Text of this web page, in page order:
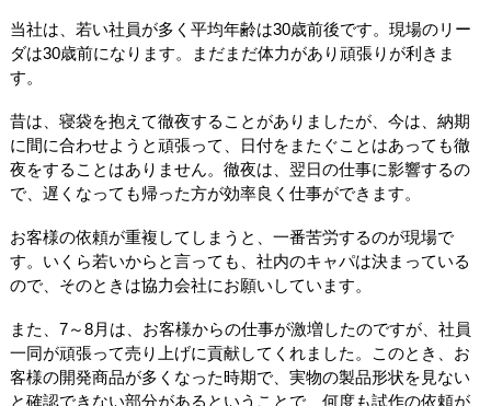
当社は、若い社員が多く平均年齢は30歳前後です。現場のリー
ダは30歳前になります。まだまだ体力があり頑張りが利きま
す。
昔は、寝袋を抱えて徹夜することがありましたが、今は、納期
に間に合わせようと頑張って、日付をまたぐことはあっても徹
夜をすることはありません。徹夜は、翌日の仕事に影響するの
で、遅くなっても帰った方が効率良く仕事ができます。
お客様の依頼が重複してしまうと、一番苦労するのが現場で
す。いくら若いからと言っても、社内のキャパは決まっている
ので、そのときは協力会社にお願いしています。
また、7～8月は、お客様からの仕事が激増したのですが、社員
一同が頑張って売り上げに貢献してくれました。このとき、お
客様の開発商品が多くなった時期で、実物の製品形状を見ない
と確認できない部分があるということで、何度も試作の依頼が